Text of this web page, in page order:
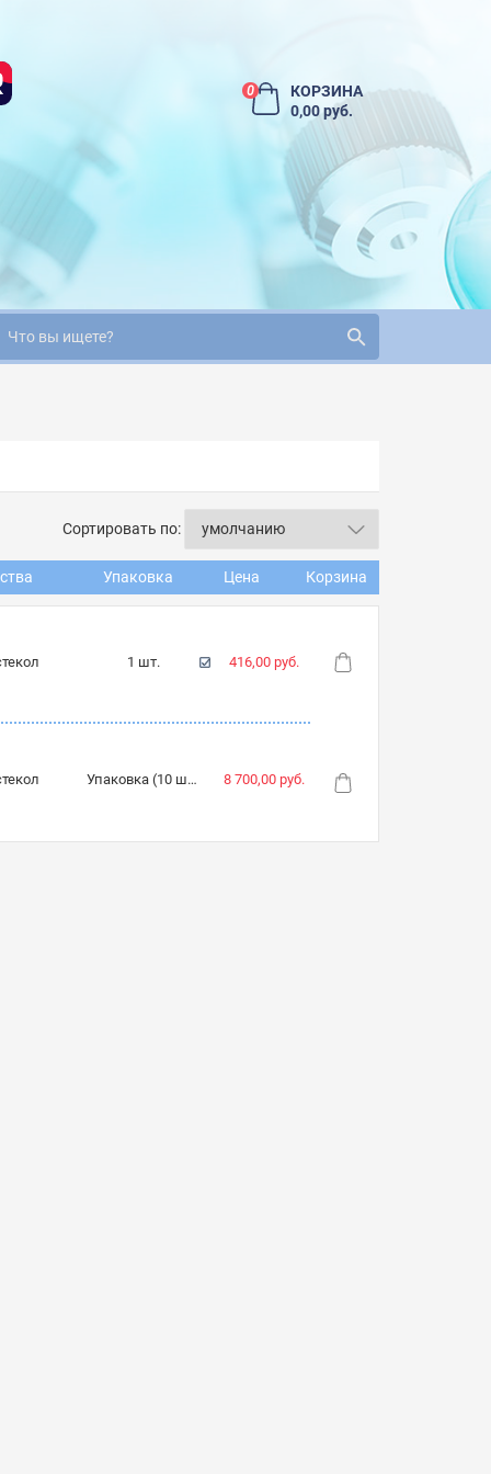
0
КОРЗИНА
0,00 руб.
Сортировать по:
Упаковка Цена Корзина
1 шт. 416,00 руб.
Упаковка (10 шт.) 8 700,00 руб.